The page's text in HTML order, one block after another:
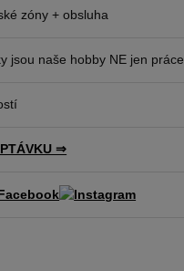
zóny + obsluha
jsou naše hobby NE jen práce
⇒